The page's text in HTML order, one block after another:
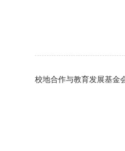
校地合作与教育发展基金